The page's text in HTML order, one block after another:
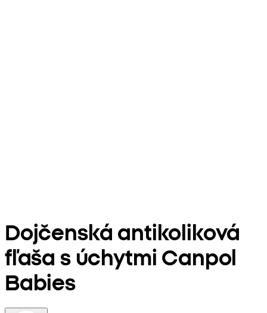
Dojčenská antikoliková
fľaša s úchytmi Canpol
Babies